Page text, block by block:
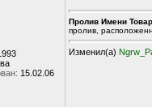
15.02.06
Пролив Имени
пролив,
Изменил(а)